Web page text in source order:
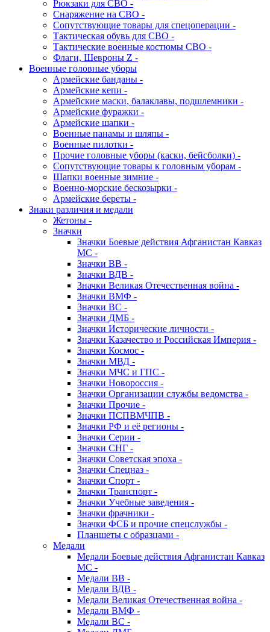
Рюкзаки для СВО -
Снаряжение на СВО -
Сопутствующие товары для спецоперации -
Тактическая обувь для СВО -
Тактические военные костюмы СВО -
Флаги, Шевроны Z -
Военные головные уборы
Армейские банданы -
Армейские кепи -
Армейские маски, балаклавы, подшлемники -
Армейские фуражки -
Армейские шапки -
Военные панамы и шляпы -
Военные пилотки -
Прочие головные уборы (каски, бейсболки) -
Сопутствующие товары к головным уборам -
Шапки военные зимние -
Военно-морские бескозырки -
Армейские береты -
Знаки различия и медали
Жетоны -
Значки
Значки Боевые действия Афганистан Кавказ
МС -
Значки ВВ -
Значки ВДВ -
Значки Великая Отечественная война -
Значки ВМФ -
Значки ВС -
Значки ДМБ -
Значки Исторические личности -
Значки Казачество и Российская Империя -
Значки Космос -
Значки МВД -
Значки МЧС и ГПС -
Значки Новороссия -
Значки Организации службы ведомства -
Значки Прочие -
Значки ПСПВМЧПВ -
Значки РФ и её регионы -
Значки Серии -
Значки СНГ -
Значки Советская эпоха -
Значки Спецназ -
Значки Спорт -
Значки Транспорт -
Значки Учебные заведения -
Значки фрачники -
Значки ФСБ и прочие спецслужбы -
Планшеты с образцами -
Медали
Медали Боевые действия Афганистан Кавказ
МС -
Медали ВВ -
Медали ВДВ -
Медали Великая Отечественная война -
Медали ВМФ -
Медали ВС -